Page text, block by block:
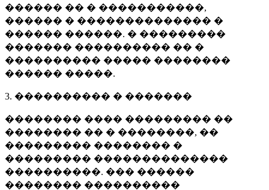
������ �� � �����������,
������ � �������������� �
������ ������. � ���������
������� ���������� �� �
���������� ����� ��������
������ �����.
3. ���������� � �������
�������� ���� ��������� ��
�������� �� � ��������, ��
��������� �������� �
��������� ��������������
����������. ��� ������
�������� ����������